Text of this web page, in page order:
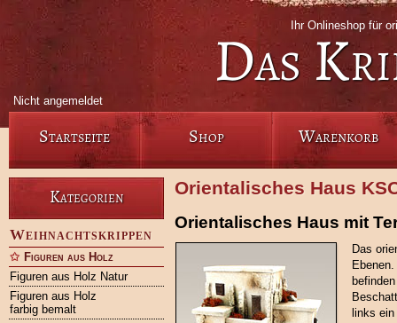
Ihr Onlineshop für
Das
Nicht angemeldet
Startseite Shop Warenkorb
Kategorien
Weihnachtskrippen
Figuren aus Holz
Figuren aus Holz Natur
Figuren aus Holz
farbig bemalt
Orientalisches Haus
Orientalisches Haus mit
Das
links